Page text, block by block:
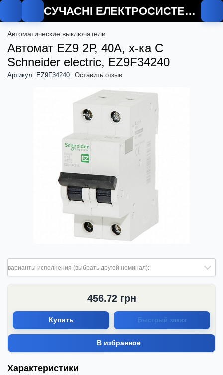
СУЧАСНІ ЕЛЕКТРОСИСТЕМИ
Автоматические выключатели
Автомат EZ9 2Р, 40А, х-ка C
Schneider electric, EZ9F34240
Артикул: EZ9F34240 Оставить отзыв
варианты исполнения (выбрать другой номинал)::
456.72грн
Купить Быстрый заказ
В избранное
Характеристики